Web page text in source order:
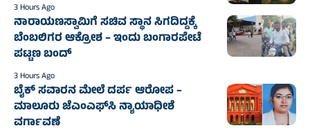
3 Hours Ago
ನಾರಾಯಣಸ್ವಾಮಿಗೆ ಸಚಿವ ಸ್ಥಾನ ಸಿಗದಿದ್ದಕ್ಕೆ
ಬೆಂಬಲಿಗರ ಆಕ್ರೋಶ – ಇಂದು ಬಂಗಾರಪೇಟೆ
ಪಟ್ಟಣ ಬಂದ್‌
3 Hours Ago
ಬೈಕ್ ಸವಾರನ ಮೇಲೆ ದರ್ಪ ಆರೋಪ –
ಮಾಲೂರು ಜೆಎಂಎಫ್‌ಸಿ ನ್ಯಾಯಾಧೀಶೆ
ವರ್ಗಾವಣೆ